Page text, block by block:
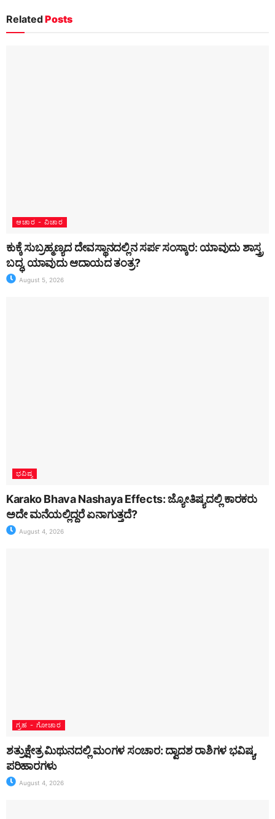
RelatedPosts
ಆಚಾರ - ವಿಚಾರ
ಕುಕ್ಕೆ ಸುಬ್ರಹ್ಮಣ್ಯದ ದೇವಸ್ಥಾನದಲ್ಲಿನ ಸರ್ಪ ಸಂಸ್ಕಾರ: ಯಾವುದು ಶಾಸ್ತ್ರ
ಬದ್ಧ, ಯಾವುದು ಆದಾಯದ ತಂತ್ರ?
August 5, 2026
ಭವಿಷ್ಯ
Karako Bhava Nashaya Effects: ಜ್ಯೋತಿಷ್ಯದಲ್ಲಿ ಕಾರಕರು
ಅದೇ ಮನೆಯಲ್ಲಿದ್ದರೆ ಏನಾಗುತ್ತದೆ?
August 4, 2026
ಗ್ರಹ - ಗೋಚಾರ
ಶತ್ರುಕ್ಷೇತ್ರ ಮಿಥುನದಲ್ಲಿ ಮಂಗಳ ಸಂಚಾರ: ದ್ವಾದಶ ರಾಶಿಗಳ ಭವಿಷ್ಯ,
ಪರಿಹಾರಗಳು
August 4, 2026